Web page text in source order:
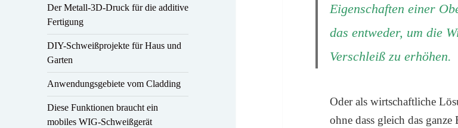
Der Metall-3D-Druck für die additive
Fertigung
DIY-Schweißprojekte für Haus und
Garten
Anwendungsgebiete vom Cladding
Diese Funktionen braucht ein
mobiles WIG-Schweißgerät
Eigenschaften einer
das entweder, um die
Verschleiß zu erhöhen.
Oder als wirtschaftliche
ohne dass gleich das